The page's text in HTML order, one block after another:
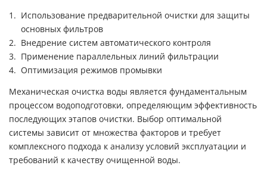
Использование предварительной очистки для защиты
основных фильтров
Внедрение систем автоматического контроля
Применение параллельных линий фильтрации
Оптимизация режимов промывки
Механическая очистка воды является фундаментальным
процессом водоподготовки, определяющим эффективность
последующих этапов очистки. Выбор оптимальной
системы зависит от множества факторов и требует
комплексного подхода к анализу условий эксплуатации и
требований к качеству очищенной воды.